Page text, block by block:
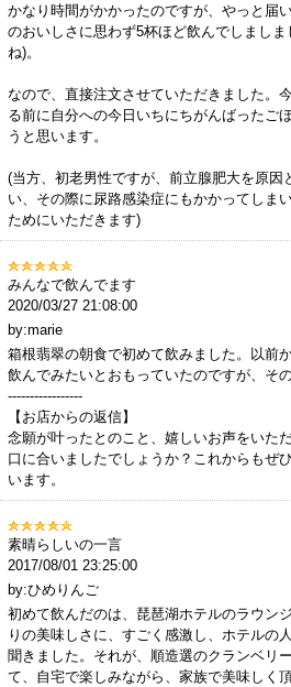
かなり時間がかかったのですが、やっと届
のおいしさに思わず5杯ほど飲んでしましま
ね)。
なので、直接注文させていただきました。
る前に自分への今日いちにちがんばったご
うと思います。
(当方、初老男性ですが、前立腺肥大を原因
い、その際に尿路感染症にもかかってしま
ためにいただきます)
みんなで飲んでます
2020/03/27 21:08:00
by:marie
箱根翡翠の朝食で初めて飲みました。以前
飲んでみたいとおもっていたのですが、そ
-----------------
【お店からの返信】
念願が叶ったとのこと、嬉しいお声をいた
口に合いましたでしょうか？これからもぜ
います。
素晴らしいの一言
2017/08/01 23:25:00
by:ひめりんご
初めて飲んだのは、琵琶湖ホテルのラウン
りの美味しさに、すごく感激し、ホテルの
聞きました。それが、順造選のクランベリ
て、自宅で楽しみながら、家族で美味しく